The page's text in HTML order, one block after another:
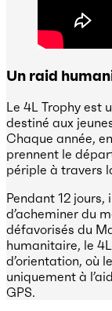
Un raid
Le 4L Trophy est
destiné aux
Chaque année,
prennent le
périple à travers
Pendant 12
d’acheminer du
défavorisés du
humanitaire, le
d’orientation, où
uniquement à
GPS.